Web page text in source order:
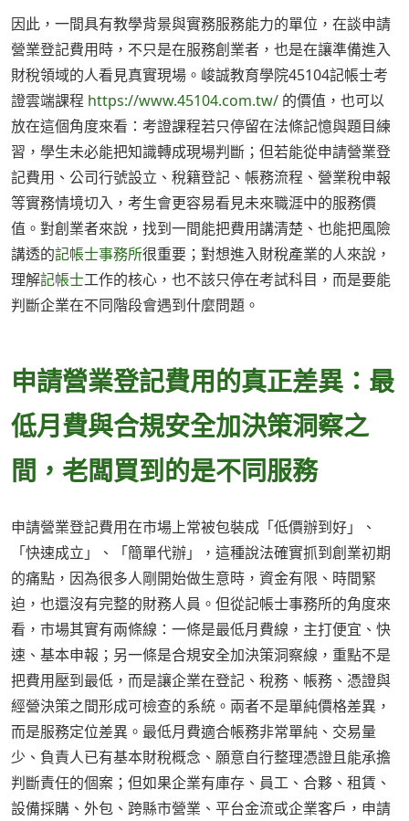
因此，一間具有教學背景與實務服務能力的單位，在談申請
營業登記費用時，不只是在服務創業者，也是在讓準備進入
財稅領域的人看見真實現場。峻誠教育學院45104記帳士考
證雲端課程 https://www.45104.com.tw/ 的價值，也可以
放在這個角度來看：考證課程若只停留在法條記憶與題目練
習，學生未必能把知識轉成現場判斷；但若能從申請營業登
記費用、公司行號設立、稅籍登記、帳務流程、營業稅申報
等實務情境切入，考生會更容易看見未來職涯中的服務價
值。對創業者來說，找到一間能把費用講清楚、也能把風險
講透的記帳士事務所很重要；對想進入財稅產業的人來說，
理解記帳士工作的核心，也不該只停在考試科目，而是要能
判斷企業在不同階段會遇到什麼問題。
申請營業登記費用的真正差異：最
低月費與合規安全加決策洞察之
間，老闆買到的是不同服務
申請營業登記費用在市場上常被包裝成「低價辦到好」、
「快速成立」、「簡單代辦」，這種說法確實抓到創業初期
的痛點，因為很多人剛開始做生意時，資金有限、時間緊
迫，也還沒有完整的財務人員。但從記帳士事務所的角度來
看，市場其實有兩條線：一條是最低月費線，主打便宜、快
速、基本申報；另一條是合規安全加決策洞察線，重點不是
把費用壓到最低，而是讓企業在登記、稅務、帳務、憑證與
經營決策之間形成可檢查的系統。兩者不是單純價格差異，
而是服務定位差異。最低月費適合帳務非常單純、交易量
少、負責人已有基本財稅概念、願意自行整理憑證且能承擔
判斷責任的個案；但如果企業有庫存、員工、合夥、租賃、
設備採購、外包、跨縣市營業、平台金流或企業客戶，申請